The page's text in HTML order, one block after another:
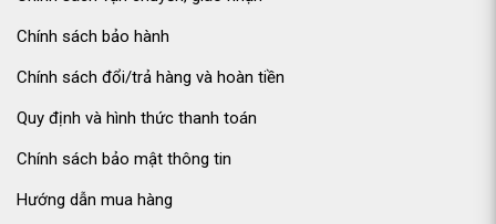
Chính sách bảo hành
Chính sách đổi/trả hàng và hoàn tiền
Quy định và hình thức thanh toán
Chính sách bảo mật thông tin
Hướng dẫn mua hàng